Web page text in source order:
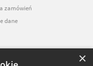
zamówień
dane
×